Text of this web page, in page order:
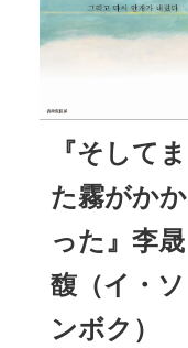
『そしてま
た霧がかか
った』李晟
馥（イ・ソ
ンボク）